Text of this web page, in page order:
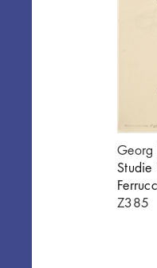
Z385